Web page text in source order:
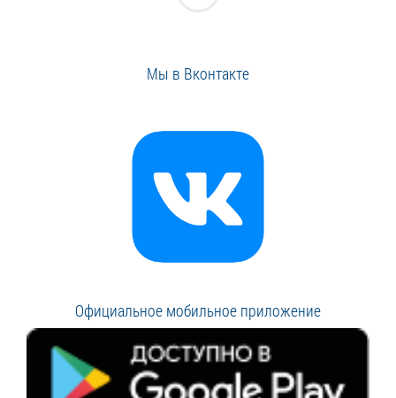
Мы в Вконтакте
Официальное мобильное приложение